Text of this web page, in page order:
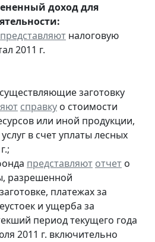
доход для
представляют налоговую
2011 г.
заготовку
справку о стоимости
или иной продукции,
в счет уплаты лесных
представляют отчет о
разрешенной
платежах за
и ущерба за
период текущего года
2011 г. включительно